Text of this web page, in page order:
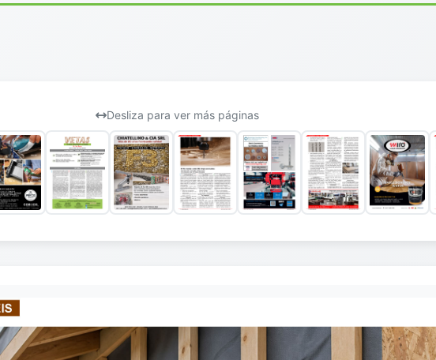
Desliza para ver más páginas